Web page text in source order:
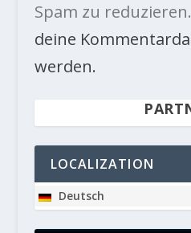
Spam zu reduzieren.
deine
werden.
LOCALIZATION
Deutsch